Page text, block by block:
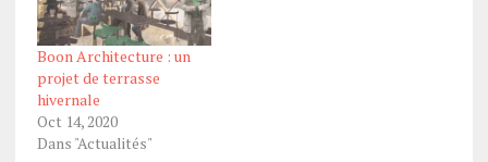
Boon Architecture : un
projet de terrasse
hivernale
Oct 14, 2020
Dans "Actualités"